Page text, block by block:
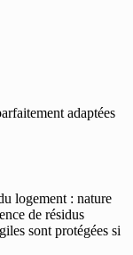
adaptées
logement : nature
de résidus
sont protégées si